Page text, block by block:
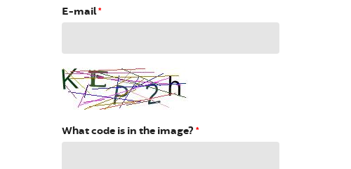
E-mail*
What code is in the image? *